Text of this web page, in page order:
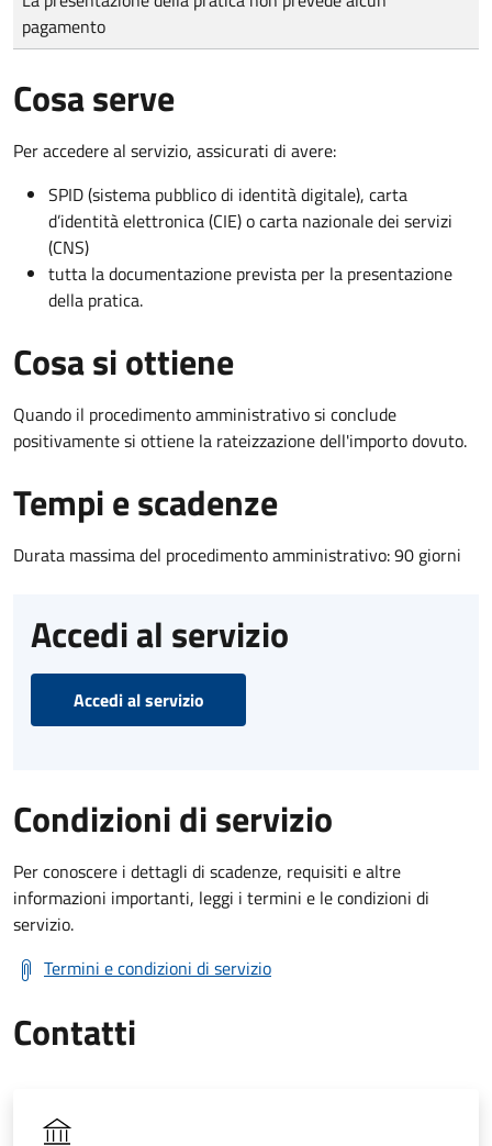
pagamento
Cosa serve
Per accedere al servizio, assicurati di avere:
SPID (sistema pubblico di identità digitale), carta
d’identità elettronica (CIE) o carta nazionale dei servizi
(CNS)
tutta la documentazione prevista per la presentazione
della pratica.
Cosa si ottiene
Quando il procedimento amministrativo si conclude
positivamente si ottiene la rateizzazione dell'importo dovuto.
Tempi e scadenze
Durata massima del procedimento amministrativo: 90 giorni
Accedi al servizio
Accedi al servizio
Condizioni di servizio
Per conoscere i dettagli di scadenze, requisiti e altre
informazioni importanti, leggi i termini e le condizioni di
servizio.
Termini e condizioni di servizio
Contatti